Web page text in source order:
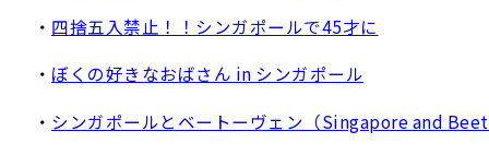
・ 四捨五入禁止！！シンガポールで45才に
・ ぼくの好きなおばさん in シンガポール
・ シンガポールとベートーヴェン（Singapore and